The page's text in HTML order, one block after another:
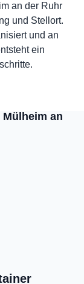
an der Ruhr
und Stellort.
und an
ein
an